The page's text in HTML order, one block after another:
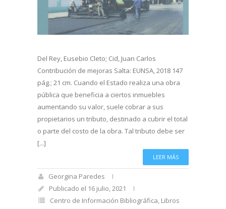
Del Rey, Eusebio Cleto; Cid, Juan Carlos
Contribución de mejoras Salta: EUNSA, 2018 147
pág.; 21 cm. Cuando el Estado realiza una obra
pública que beneficia a ciertos inmuebles
aumentando su valor, suele cobrar a sus
propietarios un tributo, destinado a cubrir el total
o parte del costo de la obra. Tal tributo debe ser
[...]
LEER MÁS
Georgina Paredes
Publicado el 16 julio, 2021
Centro de Información Bibliográfica, Libros